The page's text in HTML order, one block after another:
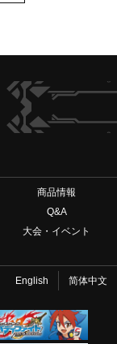
ヴァンガードch
商品情報
Q&A
大会・イベント
English 简体中文